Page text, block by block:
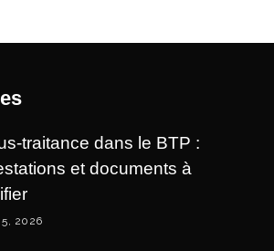
traitance dans le BTP :
et documents à
2026